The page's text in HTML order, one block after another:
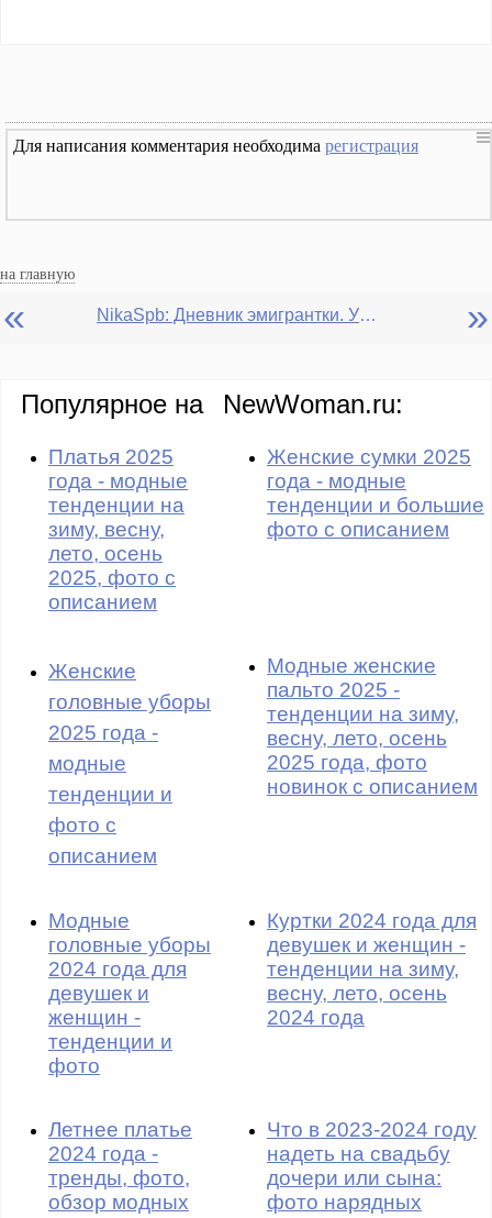
Для написания комментария необходима регистрация
на главную
« NikaSpb: Дневник эмигрантки. Учеба во Франции. Моя языковая школа в Гавре »
Популярное на NewWoman.ru:
Платья 2025
года - модные
тенденции на
зиму, весну,
лето, осень
2025, фото с
описанием
Женские сумки 2025
года - модные
тенденции и большие
фото с описанием
Женские
головные уборы
2025 года -
модные
тенденции и
фото с
описанием
Модные женские
пальто 2025 -
тенденции на зиму,
весну, лето, осень
2025 года, фото
новинок с описанием
Модные
головные уборы
2024 года для
девушек и
женщин -
тенденции и
фото
Куртки 2024 года для
девушек и женщин -
тенденции на зиму,
весну, лето, осень
2024 года
Летнее платье
2024 года -
тренды, фото,
обзор модных
Что в 2023-2024 году
надеть на свадьбу
дочери или сына:
фото нарядных